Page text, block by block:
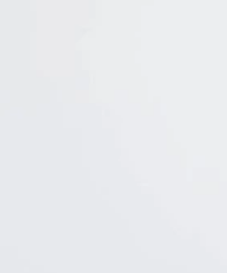
ら）《日焼け止め》■ミルク（しっ
パーモイスチャーUVジェル（110g
ら）■KOSE「カルテHD モイスチュ
円） ■ロート製薬「メラノCCR薬用し